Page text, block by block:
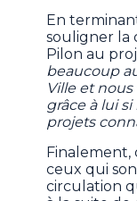
En
souligner la
Pilon au
beaucoup
Ville et
grâce à lui
projets
Finalement,
ceux qui
circulation